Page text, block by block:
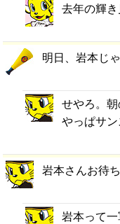
去年の輝き
明日、岩本じ
せやろ。朝
やっぱサン
岩本さんお待
岩本って